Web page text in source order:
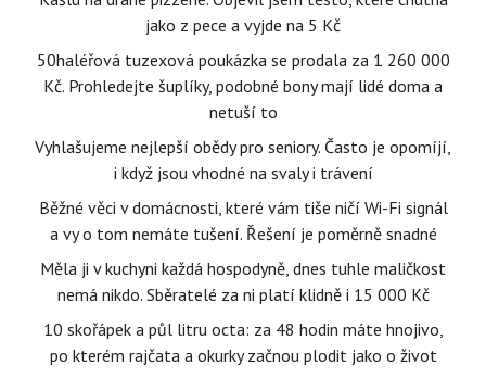
jako z pece a vyjde na 5 Kč
50haléřová tuzexová poukázka se prodala za 1 260 000
Kč. Prohledejte šuplíky, podobné bony mají lidé doma a
netuší to
Vyhlašujeme nejlepší obědy pro seniory. Často je opomíjí,
i když jsou vhodné na svaly i trávení
Běžné věci v domácnosti, které vám tiše ničí Wi-Fi signál
a vy o tom nemáte tušení. Řešení je poměrně snadné
Měla ji v kuchyni každá hospodyně, dnes tuhle maličkost
nemá nikdo. Sběratelé za ni platí klidně i 15 000 Kč
10 skořápek a půl litru octa: za 48 hodin máte hnojivo,
po kterém rajčata a okurky začnou plodit jako o život